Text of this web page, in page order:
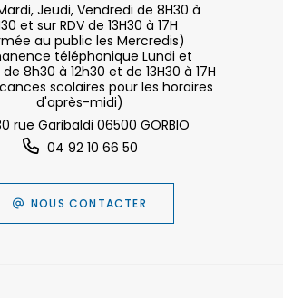
Jeudi, Vendredi de 8H30 à
et sur RDV de 13H30 à 17H
au public les Mercredis)
téléphonique Lundi et
8h30 à 12h30 et de 13H30 à 17H
scolaires pour les horaires
d'après-midi)
rue Garibaldi 06500 GORBIO
04 92 10 66 50
NOUS CONTACTER